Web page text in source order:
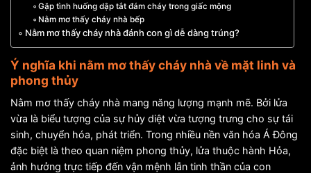
Gặp tình huống dập tắt đám cháy trong giấc mộng
Nằm mơ thấy cháy nhà bếp
Nằm mơ thấy cháy nhà đánh con gì dễ dàng trúng?
Ý nghĩa khi nằm mơ thấy cháy nhà về mặt linh và
phong thủy
Nằm mơ thấy cháy nhà mang năng lượng mạnh mẽ. Bởi lửa
vừa là biểu tượng của sự hủy diệt vừa tượng trưng cho sự tái
sinh, chuyển hóa, phát triển. Trong nhiều nền văn hóa Á Đông
đặc biệt là theo quan niệm phong thủy, lửa thuộc hành Hỏa,
ảnh hưởng trực tiếp đến vận mệnh lẫn tinh thần của con